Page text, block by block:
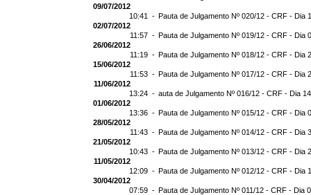
09/07/2012
10:41 - Pauta de Julgamento Nº 020/12 - CRF - Dia
02/07/2012
11:57 - Pauta de Julgamento Nº 019/12 - CRF - Dia
26/06/2012
11:19 - Pauta de Julgamento Nº 018/12 - CRF - Dia
15/06/2012
11:53 - Pauta de Julgamento Nº 017/12 - CRF - Dia
11/06/2012
13:24 - auta de Julgamento Nº 016/12 - CRF - Dia
01/06/2012
13:36 - Pauta de Julgamento Nº 015/12 - CRF - Dia
28/05/2012
11:43 - Pauta de Julgamento Nº 014/12 - CRF - Dia
21/05/2012
10:43 - Pauta de Julgamento Nº 013/12 - CRF - Dia
11/05/2012
12:09 - Pauta de Julgamento Nº 012/12 - CRF - Dia
30/04/2012
07:59 - Pauta de Julgamento Nº 011/12 - CRF - Dia